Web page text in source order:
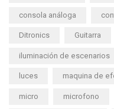
consola análoga
Ditronics Guitarra
iluminación de escenarios
luces maquina de
micro microfono